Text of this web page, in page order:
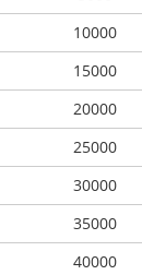
10000
15000
20000
25000
30000
35000
40000